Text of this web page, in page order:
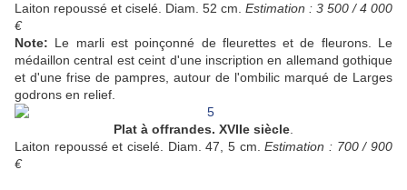
Laiton repoussé et ciselé. Diam. 52 cm. Estimation : 3 500 / 4 000
€
Note: Le marli est poinçonné de fleurettes et de fleurons. Le
médaillon central est ceint d'une inscription en allemand gothique
et d'une frise de pampres, autour de l'ombilic marqué de Larges
godrons en relief.
Plat à offrandes. XVIIe siècle
Laiton repoussé et ciselé. Diam. 47, 5 cm.Estimation : 700 / 900
€